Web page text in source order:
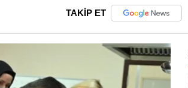
TAKİP ET